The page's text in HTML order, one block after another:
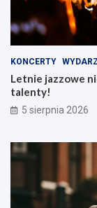
KONCERTY
Letnie jazzowe
talenty!
5 sierpnia 2026